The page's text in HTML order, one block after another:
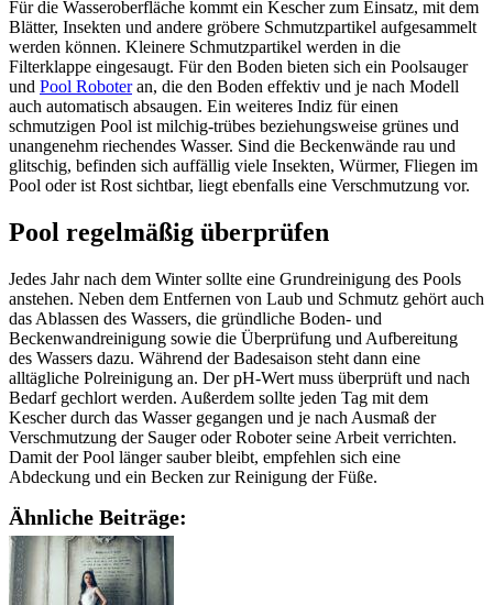
Für die Wasseroberfläche kommt ein Kescher zum Einsatz, mit dem
Blätter, Insekten und andere gröbere Schmutzpartikel aufgesammelt
werden können. Kleinere Schmutzpartikel werden in die
Filterklappe eingesaugt. Für den Boden bieten sich ein Poolsauger
und Pool Roboteran, die den Boden effektiv und je nach Modell
auch automatisch absaugen. Ein weiteres Indiz für einen
schmutzigen Pool ist milchig-trübes beziehungsweise grünes und
unangenehm riechendes Wasser. Sind die Beckenwände rau und
glitschig, befinden sich auffällig viele Insekten, Würmer, Fliegen im
Pool oder ist Rost sichtbar, liegt ebenfalls eine Verschmutzung vor.
Pool regelmäßig überprüfen
Jedes Jahr nach dem Winter sollte eine Grundreinigung des Pools
anstehen. Neben dem Entfernen von Laub und Schmutz gehört auch
das Ablassen des Wassers, die gründliche Boden- und
Beckenwandreinigung sowie die Überprüfung und Aufbereitung
des Wassers dazu. Während der Badesaison steht dann eine
alltägliche Polreinigung an. Der pH-Wert muss überprüft und nach
Bedarf gechlort werden. Außerdem sollte jeden Tag mit dem
Kescher durch das Wasser gegangen und je nach Ausmaß der
Verschmutzung der Sauger oder Roboter seine Arbeit verrichten.
Damit der Pool länger sauber bleibt, empfehlen sich eine
Abdeckung und ein Becken zur Reinigung der Füße.
Ähnliche Beiträge: